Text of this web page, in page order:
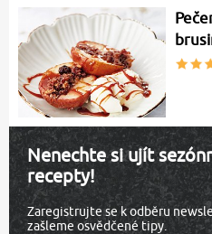
Nenechte si ujít
recepty!
Zaregistrujte se k odběru
zašleme osvědčené tipy.